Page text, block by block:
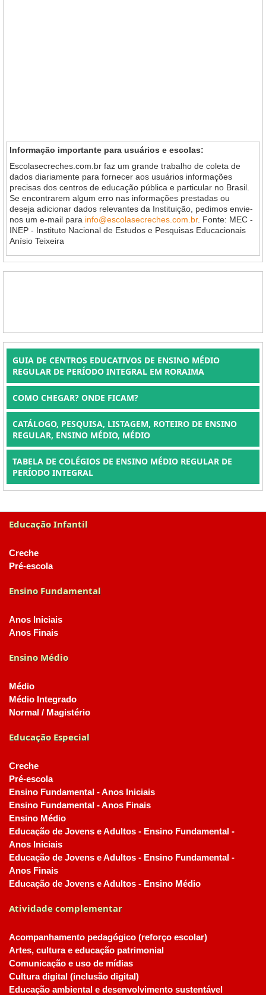
Informação importante para usuários e escolas:
Escolasecreches.com.br faz um grande trabalho de coleta de
dados diariamente para fornecer aos usuários informações
precisas dos centros de educação pública e particular no Brasil.
Se encontrarem algum erro nas informações prestadas ou
deseja adicionar dados relevantes da Instituição, pedimos envie-
nos um e-mail para info@escolasecreches.com.br. Fonte: MEC -
INEP - Instituto Nacional de Estudos e Pesquisas Educacionais
Anísio Teixeira
GUIA DE CENTROS EDUCATIVOS DE ENSINO MÉDIO
REGULAR DE PERÍODO INTEGRAL EM RORAIMA
COMO CHEGAR? ONDE FICAM?
CATÁLOGO, PESQUISA, LISTAGEM, ROTEIRO DE ENSINO
REGULAR, ENSINO MÉDIO, MÉDIO
TABELA DE COLÉGIOS DE ENSINO MÉDIO REGULAR DE
PERÍODO INTEGRAL
Educação Infantil
Creche
Pré-escola
Ensino Fundamental
Anos Iniciais
Anos Finais
Ensino Médio
Médio
Médio Integrado
Normal / Magistério
Educação Especial
Creche
Pré-escola
Ensino Fundamental - Anos Iniciais
Ensino Fundamental - Anos Finais
Ensino Médio
Educação de Jovens e Adultos - Ensino Fundamental -
Anos Iniciais
Educação de Jovens e Adultos - Ensino Fundamental -
Anos Finais
Educação de Jovens e Adultos - Ensino Médio
Atividade complementar
Acompanhamento pedagógico (reforço escolar)
Artes, cultura e educação patrimonial
Comunicação e uso de mídias
Cultura digital (inclusão digital)
Educação ambiental e desenvolvimento sustentável